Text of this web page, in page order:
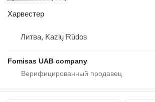
Харвестер
Литва, Kazlų Rūdos
Fomisas UAB company